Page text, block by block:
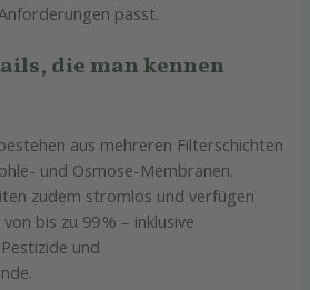
passt.
die man kennen
aus mehreren Filterschichten
und Osmose-Membranen.
zudem stromlos und verfügen
bis zu 99 % – inklusive
und